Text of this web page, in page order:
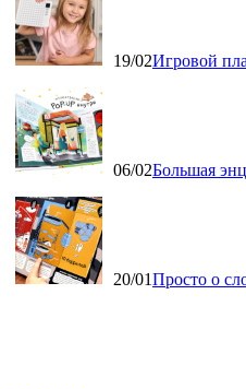
19/02Игровой
06/02Большая
20/01Просто о